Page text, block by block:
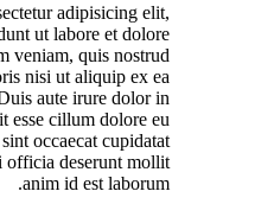
adipisicing elit,
ut labore et dolore
veniam, quis nostrud
nisi ut aliquip ex ea
aute irure dolor in
esse cillum dolore eu
occaecat cupidatat
officia deserunt mollit
anim id est laborum.